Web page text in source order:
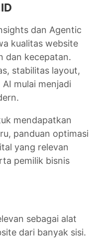
dan Agentic
kualitas website
dan kecepatan.
stabilitas layout,
mulai menjadi
mendapatkan
panduan optimasi
yang relevan
pemilik bisnis
sebagai alat
dari banyak sisi.